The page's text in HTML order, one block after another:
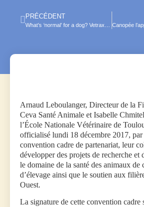
PRÉCÉDENT
Arnaud Leboulanger, Directeur de la
Ceva Santé Animale et Isabelle
l’École Nationale Vétérinaire de
officialisé lundi 18 décembre 2017, par
convention cadre de partenariat, leur
développer des projets de recherche et
le domaine de la santé des animaux de
d’élevage ainsi que le soutien aux
Ouest.
La signature de cette convention cadre